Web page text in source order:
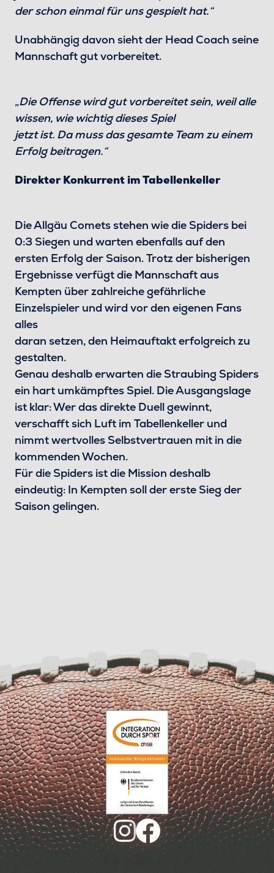
der schon einmal für uns gespielt hat.“
Unabhängig davon sieht der Head Coach seine
Mannschaft gut vorbereitet.
„Die Offense wird gut vorbereitet sein, weil alle
wissen, wie wichtig dieses Spiel
jetzt ist. Da muss das gesamte Team zu einem
Erfolg beitragen.“
Direkter Konkurrent im Tabellenkeller
Die Allgäu Comets stehen wie die Spiders bei
0:3 Siegen und warten ebenfalls auf den
ersten Erfolg der Saison. Trotz der bisherigen
Ergebnisse verfügt die Mannschaft aus
Kempten über zahlreiche gefährliche
Einzelspieler und wird vor den eigenen Fans
alles
daran setzen, den Heimauftakt erfolgreich zu
gestalten.
Genau deshalb erwarten die Straubing Spiders
ein hart umkämpftes Spiel. Die Ausgangslage
ist klar: Wer das direkte Duell gewinnt,
verschafft sich Luft im Tabellenkeller und
nimmt wertvolles Selbstvertrauen mit in die
kommenden Wochen.
Für die Spiders ist die Mission deshalb
eindeutig: In Kempten soll der erste Sieg der
Saison gelingen.